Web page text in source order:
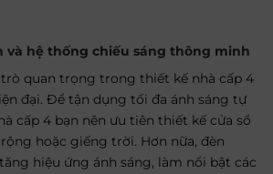
và hệ thống chiếu sáng thông minh
quan trọng trong thiết kế nhà cấp 4
đại. Để tận dụng tối đa ánh sáng tự
cấp 4 bạn nên ưu tiên thiết kế cửa sổ
hoặc giếng trời. Hơn nữa, đèn
hiệu ứng ánh sáng, làm nổi bật các